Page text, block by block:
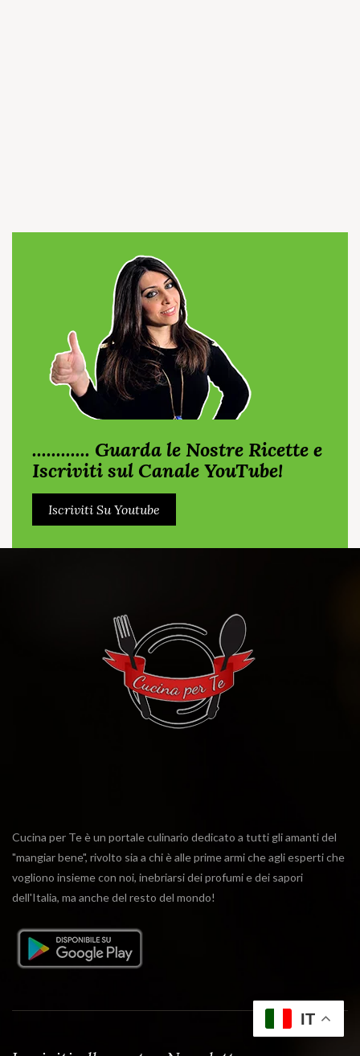
............ Guarda le Nostre Ricette e
Iscriviti sul Canale YouTube!
Iscriviti Su Youtube
Cucina per Te è un portale culinario dedicato a tutti gli amanti del
"mangiar bene", rivolto sia a chi è alle prime armi che agli esperti che
vogliono insieme con noi, inebriarsi dei profumi e dei sapori
dell'Italia, ma anche del resto del mondo!
IT